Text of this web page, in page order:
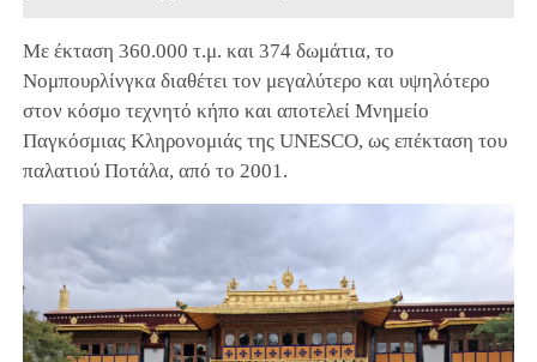
Με έκταση 360.000 τ.μ. και 374 δωμάτια, το
Νομπουρλίνγκα διαθέτει τον μεγαλύτερο και υψηλότερο
στον κόσμο τεχνητό κήπο και αποτελεί Μνημείο
Παγκόσμιας Κληρονομιάς της UNESCO, ως επέκταση του
παλατιού Ποτάλα, από το 2001.